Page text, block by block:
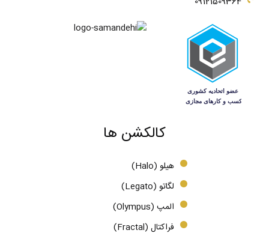
کالکشن ها
هیلو (Halo)
لگاتو (Legato)
المپ (Olympus)
فراکتال (Fractal)